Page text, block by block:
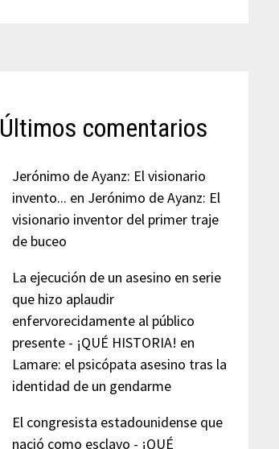
Últimos comentarios
Jerónimo de Ayanz: El visionario
invento... en Jerónimo de Ayanz: El
visionario inventor del primer traje
de buceo
La ejecución de un asesino en serie
que hizo aplaudir
enfervorecidamente al público
presente - ¡QUÉ HISTORIA! en
Lamare: el psicópata asesino tras la
identidad de un gendarme
El congresista estadounidense que
nació como esclavo - ¡QUÉ